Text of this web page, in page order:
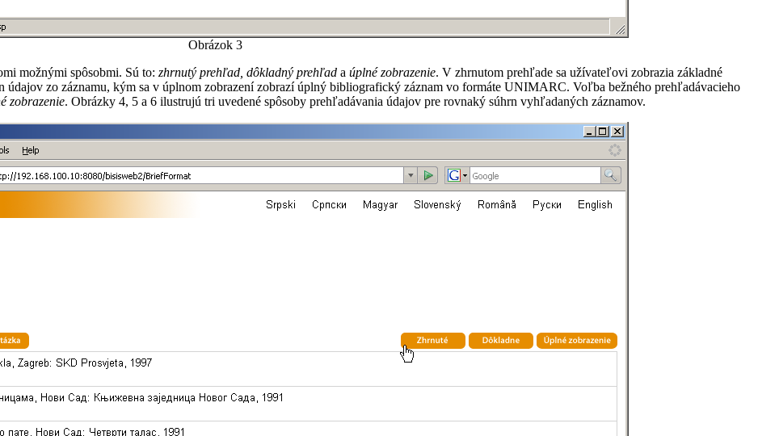
Obrázok 3
možnými spôsobmi. Sú to: zhrnutý prehľad, dôkladný prehľad a úplné zobrazenie. V zhrnutom prehľade sa užívateľovi zobrazia základné
údajov zo záznamu, kým sa v úplnom zobrazení zobrazí úplný bibliografický záznam vo formáte UNIMARC. Voľba bežného prehľadávacieho
zobrazenie. Obrázky 4, 5 a 6 ilustrujú tri uvedené spôsoby prehľadávania údajov pre rovnaký súhrn vyhľadaných záznamov.